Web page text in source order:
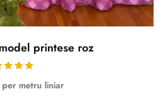
printese roz
per metru liniar